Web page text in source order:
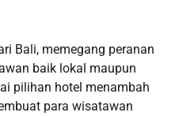
Bali, memegang peranan
baik lokal maupun
pilihan hotel menambah
para wisatawan